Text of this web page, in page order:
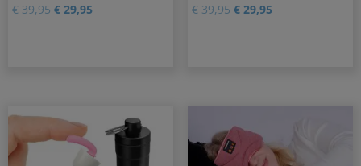
Gewaardeerd
4.80
15
€39,95 € 29,95
Gewaardeerd
4.67
3
€39,95 €29,95